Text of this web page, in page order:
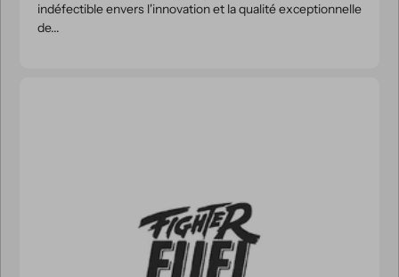
indéfectible envers l'innovation et la qualité exceptionnelle
de...